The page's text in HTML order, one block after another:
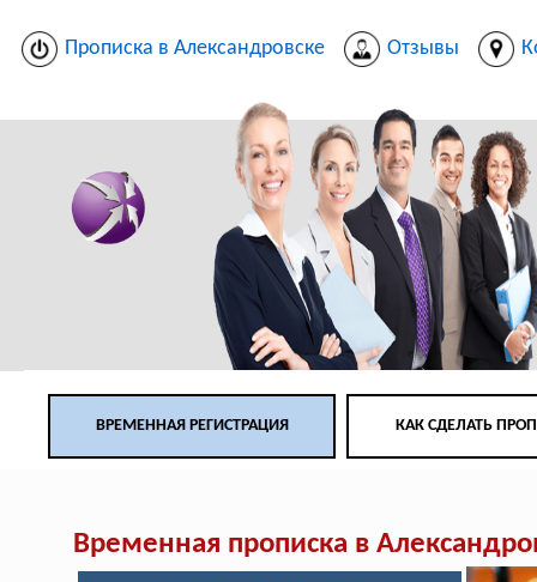
Прописка в Александровске Отзывы
ВРЕМЕННАЯ РЕГИСТРАЦИЯ КАК СДЕЛАТЬ
Временная прописка в